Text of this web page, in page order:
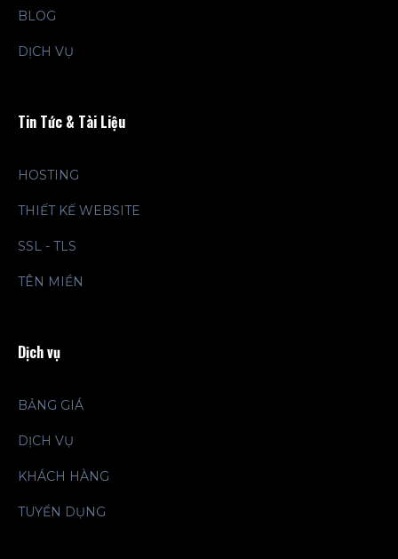
BLOG
DỊCH VỤ
Tin Tức & Tài Liệu
HOSTING
THIẾT KẾ WEBSITE
SSL - TLS
TÊN MIỀN
Dịch vụ
BẢNG GIÁ
DỊCH VỤ
KHÁCH HÀNG
TUYỂN DỤNG